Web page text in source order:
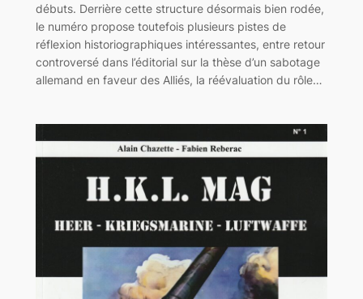
débuts. Derrière cette structure désormais bien rodée,
le numéro propose toutefois plusieurs pistes de
réflexion historiographiques intéressantes, entre retour
controversé dans l’éditorial sur la thèse d’un sabotage
allemand en faveur des Alliés, la réévaluation du rôle…